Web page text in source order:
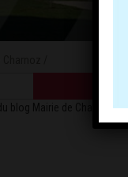
blog Mairie de Charnoz